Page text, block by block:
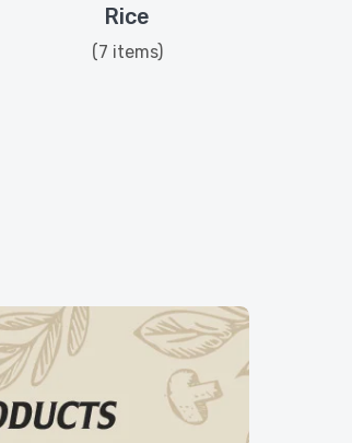
Rice
(7 items)